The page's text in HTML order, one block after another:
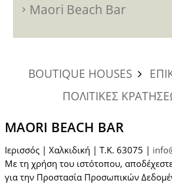
Maori Beach Bar
BOUTIQUE HOUSES
ΠΟΛΙΤΙΚΕΣ
MAORI BEACH BAR
Ιερισσός | Χαλκιδική | T.K. 63075 |
Με τη χρήση του ιστότοπου,
για την Προστασία Προσωπικών